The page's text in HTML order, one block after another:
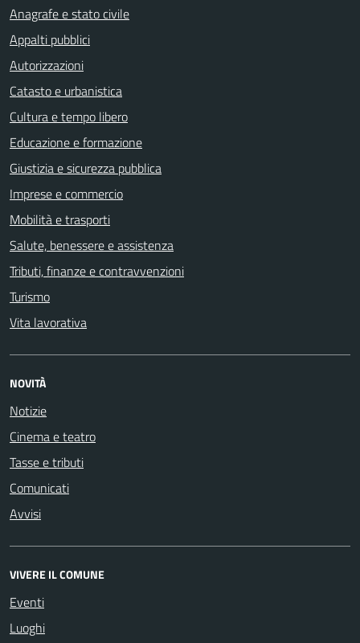
Anagrafe e stato civile
Appalti pubblici
Autorizzazioni
Catasto e urbanistica
Cultura e tempo libero
Educazione e formazione
Giustizia e sicurezza pubblica
Imprese e commercio
Mobilità e trasporti
Salute, benessere e assistenza
Tributi, finanze e contravvenzioni
Turismo
Vita lavorativa
NOVITÀ
Notizie
Cinema e teatro
Tasse e tributi
Comunicati
Avvisi
VIVERE IL COMUNE
Eventi
Luoghi